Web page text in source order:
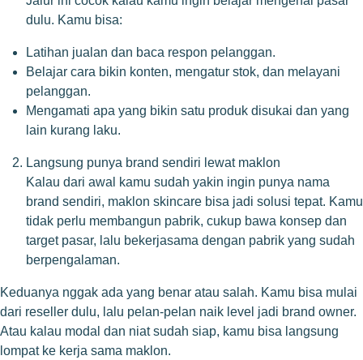
dulu. Kamu bisa:
Latihan jualan dan baca respon pelanggan.
Belajar cara bikin konten, mengatur stok, dan melayani
pelanggan.
Mengamati apa yang bikin satu produk disukai dan yang
lain kurang laku.
Langsung punya brand sendiri lewat maklon
Kalau dari awal kamu sudah yakin ingin punya nama
brand sendiri, maklon skincare bisa jadi solusi tepat. Kamu
tidak perlu membangun pabrik, cukup bawa konsep dan
target pasar, lalu bekerjasama dengan pabrik yang sudah
berpengalaman.
Keduanya nggak ada yang benar atau salah. Kamu bisa mulai
dari reseller dulu, lalu pelan-pelan naik level jadi brand owner.
Atau kalau modal dan niat sudah siap, kamu bisa langsung
lompat ke kerja sama maklon.